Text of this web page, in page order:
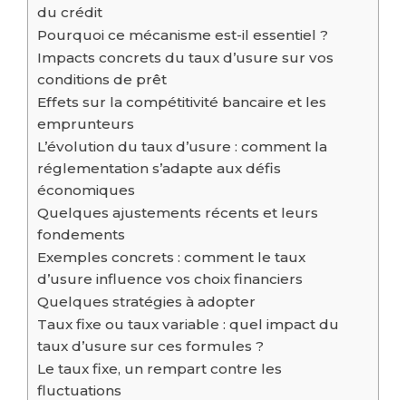
du crédit
Pourquoi ce mécanisme est-il essentiel ?
Impacts concrets du taux d’usure sur vos
conditions de prêt
Effets sur la compétitivité bancaire et les
emprunteurs
L’évolution du taux d’usure : comment la
réglementation s’adapte aux défis
économiques
Quelques ajustements récents et leurs
fondements
Exemples concrets : comment le taux
d’usure influence vos choix financiers
Quelques stratégies à adopter
Taux fixe ou taux variable : quel impact du
taux d’usure sur ces formules ?
Le taux fixe, un rempart contre les
fluctuations